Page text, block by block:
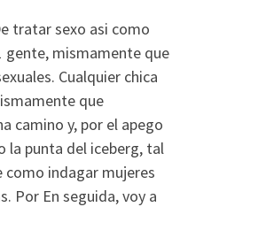
tratar sexo asi­ como
gente, mismamente que
Cualquier chica
que
camino y, por el apego
la punta del iceberg, tal
como indagar mujeres
Por En seguida, voy a